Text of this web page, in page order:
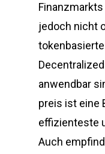
jedoch nicht
anwendbar
preis ist eine
effizienteste
Auch